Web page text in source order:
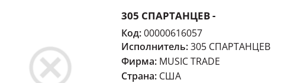
305 СПАРТАНЦЕВ -
Код:00000616057
Исполнитель:305 СПАРТАНЦЕВ
Фирма: MUSIC TRADE
Страна: США